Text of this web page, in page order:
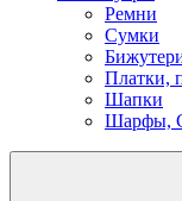
Ремни
Сумки
Платки,
Шапки
Шарфы,